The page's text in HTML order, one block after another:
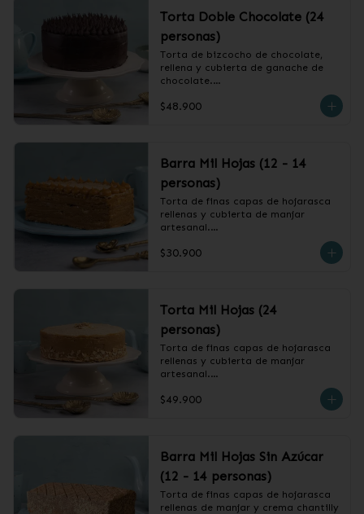
Torta Doble Chocolate (24
personas)
Torta de bizcocho de chocolate,
rellena y cubierta de ganache de
chocolate.
❄️ Producto Congelado
$48.900
Barra Mil Hojas (12 - 14
personas)
Torta de finas capas de hojarasca
rellenas y cubierta de manjar
artesanal.
❄️ Producto Congelado
$30.900
Torta Mil Hojas (24
personas)
Torta de finas capas de hojarasca
rellenas y cubierta de manjar
artesanal.
❄️ Producto Congelado
$49.900
Barra Mil Hojas Sin Azúcar
(12 - 14 personas)
Torta de finas capas de hojarasca
rellenas de manjar y crema chantilly